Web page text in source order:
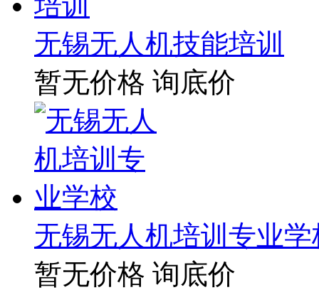
无锡无人机技能培训
暂无价格 询底价
无锡无人机培训专业学
暂无价格 询底价